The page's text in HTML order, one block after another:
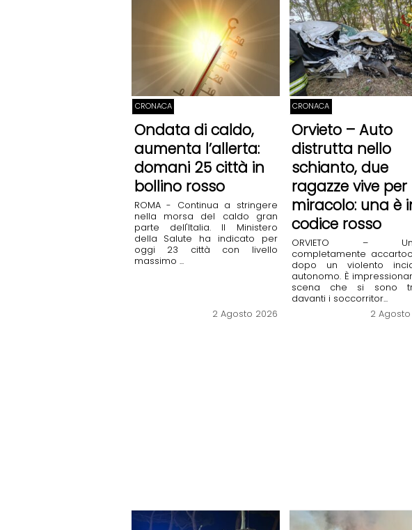
CRONACA
Ondata di caldo,
aumenta l’allerta:
domani 25 città in
bollino rosso
ROMA - Continua a stringere
nella morsa del caldo gran
parte dell'Italia. Il Ministero
della Salute ha indicato per
oggi 23 città con livello
massimo ...
2 Agosto 2026
CRONACA
Orvieto – Auto
distrutta nello
schianto, due
ragazze vive per
miracolo: una è
codice rosso
ORVIETO –
completamente
dopo un violento
autonomo. È
scena che si sono
davanti i soccorritor...
2